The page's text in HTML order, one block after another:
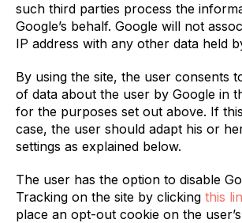
such third parties process the
Google’s behalf. Google will not
IP address with any other data held
By using the site, the user consents
of data about the user by Google in
for the purposes set out above. If
case, the user should adapt his or
settings as explained below.
The user has the option to disable
Tracking on the site by clicking this
place an opt-out cookie on the